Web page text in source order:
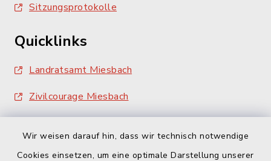
Wir weisen darauf hin, dass wir technisch notwendige
Cookies einsetzen, um eine optimale Darstellung unserer
Sitzungsprotokolle
Quicklinks
Landratsamt Miesbach
Zivilcourage Miesbach